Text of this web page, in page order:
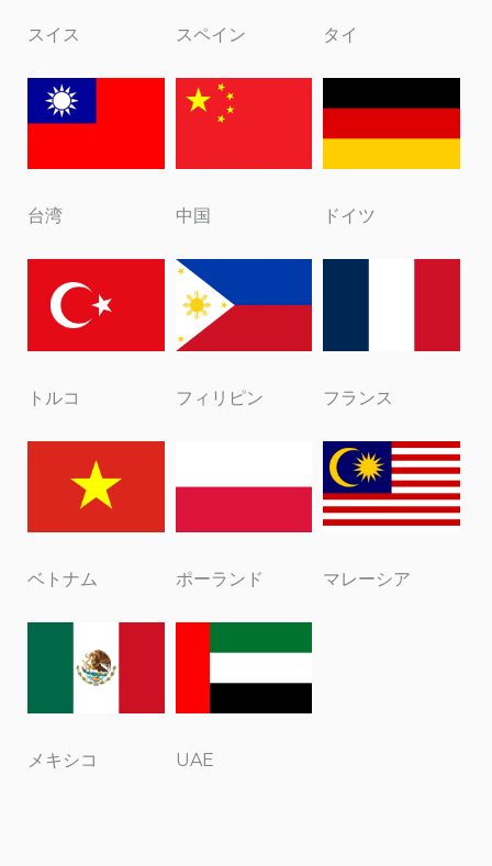
スイス スペイン タイ
台湾 中国 ドイツ
トルコ フィリピン フランス
ベトナム ポーランド マレーシア
メキシコ UAE